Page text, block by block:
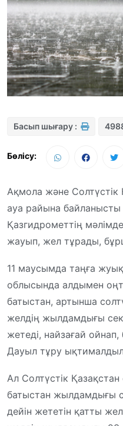
Басып шығару :
Бөлісу:
Ақмола және
ауа райына
Қазгидрометтің
жауып, жел тұрады,
11 маусымда таңға
облысында алдымен
батыстан, артынша
желдің жылдамдығы
жетеді, найзағай
Дауыл тұру
Ал Солтүстік
батыстан жылдамдығы
дейін жететін қатты